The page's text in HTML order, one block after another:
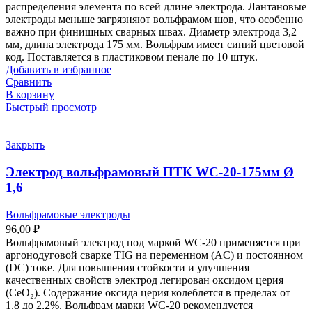
распределения элемента по всей длине электрода. Лантановые
электроды меньше загрязняют вольфрамом шов, что особенно
важно при финишных сварных швах. Диаметр электрода 3,2
мм, длина электрода 175 мм. Вольфрам имеет синий цветовой
код. Поставляется в пластиковом пенале по 10 штук.
Добавить в избранное
Сравнить
В корзину
Быстрый просмотр
Закрыть
Электрод вольфрамовый ПТК WС-20-175мм Ø
1,6
Вольфрамовые электроды
96,00 ₽
Вольфрамовый электрод под маркой WС-20 применяется при
аргонодуговой сварке TIG на переменном (AC) и постоянном
(DC) токе. Для повышения стойкости и улучшения
качественных свойств электрод легирован оксидом церия
(CeO₂). Содержание оксида церия колеблется в пределах от
1,8 до 2,2%. Вольфрам марки WС-20 рекомендуется